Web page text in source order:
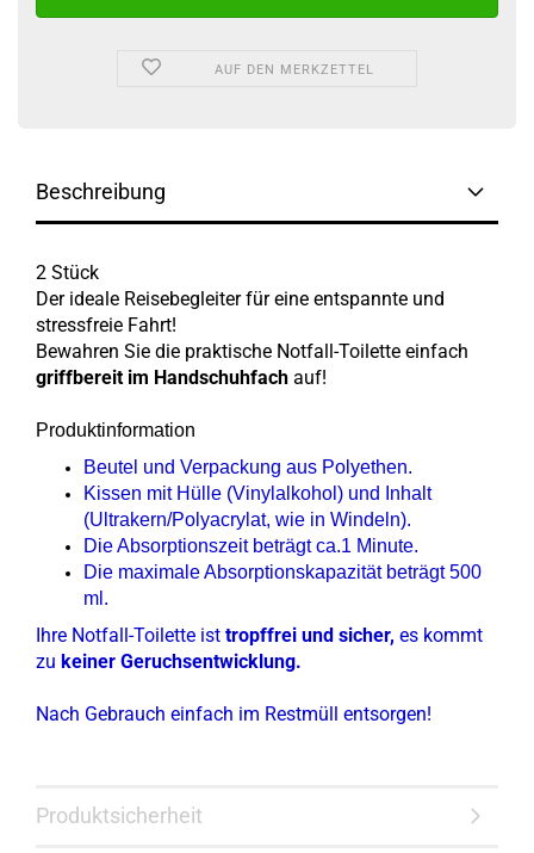
AUF DEN MERKZETTEL
Beschreibung
2 Stück
Der ideale Reisebegleiter für eine entspannte und
stressfreie Fahrt!
Bewahren Sie die praktische Notfall-Toilette einfach
griffbereit im Handschuhfach auf!
Produktinformation
Beutel und Verpackung aus Polyethen.
Kissen mit Hülle (Vinylalkohol) und Inhalt
(Ultrakern/Polyacrylat, wie in Windeln).
Die Absorptionszeit beträgt ca.1 Minute.
Die maximale Absorptionskapazität beträgt 500
ml.
Ihre Notfall-Toilette ist tropffrei und sicher, es kommt
zu keiner Geruchsentwicklung.
Nach Gebrauch einfach im Restmüll entsorgen!
Produktsicherheit